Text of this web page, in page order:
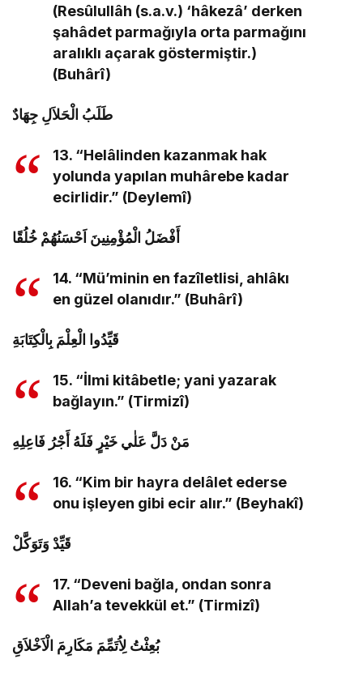
(Resûlullâh (s.a.v.) ‘hâkezâ’ derken
şahâdet parmağıyla orta parmağını
aralıklı açarak göstermiştir.)
(Buhârî)
طَلَبُ الْحَلاَلِ جِهَادٌ
13. “Helâlinden kazanmak hak
yolunda yapılan muhârebe kadar
ecirlidir.” (Deylemî)
أَفْضَلُ الْمُؤْمِنِينَ اَحْسَنُهُمْ خُلُقًا
14. “Mü’minin en fazîletlisi, ahlâkı
en güzel olanıdır.” (Buhârî)
قَيِّدُوا الْعِلْمَ بِالْكِتَابَةِ
15. “İlmi kitâbetle; yani yazarak
bağlayın.” (Tirmizî)
مَنْ دَلَّ عَلٰي خَيْرٍ فَلَهُ أَجْرُ فَاعِلِهِ
16. “Kim bir hayra delâlet ederse
onu işleyen gibi ecir alır.” (Beyhakî)
قَيِّدْ وَتَوَكَّلْ
17. “Deveni bağla, ondan sonra
Allah’a tevekkül et.” (Tirmizî)
بُعِثْتُ لِاُتَمِّمَ مَكَارِمَ الْاَخْلاَقِ